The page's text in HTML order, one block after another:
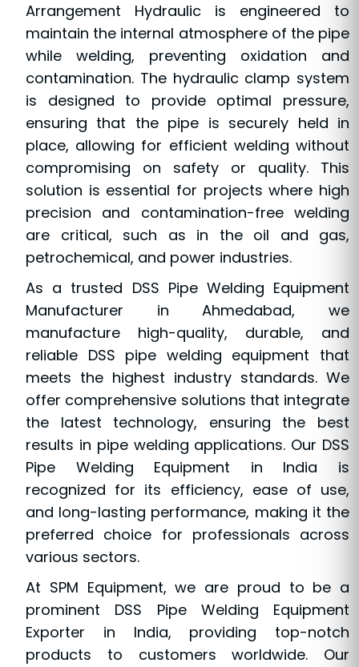
Arrangement Hydraulic is engineered to
maintain the internal atmosphere of the pipe
while welding, preventing oxidation and
contamination. The hydraulic clamp system
is designed to provide optimal pressure,
ensuring that the pipe is securely held in
place, allowing for efficient welding without
compromising on safety or quality. This
solution is essential for projects where high
precision and contamination-free welding
are critical, such as in the oil and gas,
petrochemical, and power industries.
As a trusted DSS Pipe Welding Equipment
Manufacturer in Ahmedabad, we
manufacture high-quality, durable, and
reliable DSS pipe welding equipment that
meets the highest industry standards. We
offer comprehensive solutions that integrate
the latest technology, ensuring the best
results in pipe welding applications. Our DSS
Pipe Welding Equipment in India is
recognized for its efficiency, ease of use,
and long-lasting performance, making it the
preferred choice for professionals across
various sectors.
At SPM Equipment, we are proud to be a
prominent DSS Pipe Welding Equipment
Exporter in India, providing top-notch
products to customers worldwide. Our